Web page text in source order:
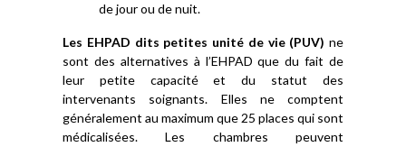
de jour ou de nuit.
Les EHPAD dits petites unité de vie (PUV) ne
sont des alternatives à l’EHPAD que du fait de
leur petite capacité et du statut des
intervenants soignants. Elles ne comptent
généralement au maximum que 25 places qui sont
médicalisées. Les chambres peuvent